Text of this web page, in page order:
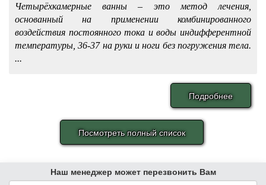
Четырёхкамерные ванны – это метод лечения,
основанный на применении комбинированного
воздействия постоянного тока и воды индифферентной
температуры, 36-37 на руки и ноги без погружения тела.
...
Подробнее
Посмотреть полный список
Наш менеджер может перезвонить Вам